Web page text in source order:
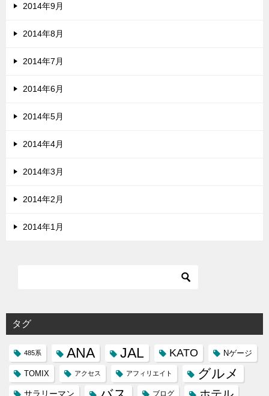
2014年9月
2014年8月
2014年7月
2014年6月
2014年5月
2014年4月
2014年3月
2014年2月
2014年1月
タグ
485系 ANA JAL KATO Nゲージ
TOMIX アクセス アフィリエイト グルメ
サラリーマン ブログ